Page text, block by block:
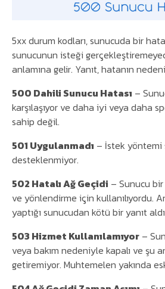
5xx durum kodları, sunucuda bir
sunucunun isteği
anlamına gelir. Yanıt, hatanın
500 Dahili Sunucu Hatası –
karşılaşıyor ve daha iyi veya daha
sahip değil.
501 Uygulanmadı – İstek yöntemi
desteklenmiyor.
502 Hatalı Ağ Geçidi – Sunucu
ve yönlendirme için kullanılıyordu.
yaptığı sunucudan kötü bir yanıt
503 Hizmet Kullanılamıyor –
veya bakım nedeniyle kapalı ve şu
getiremiyor. Muhtemelen yakında